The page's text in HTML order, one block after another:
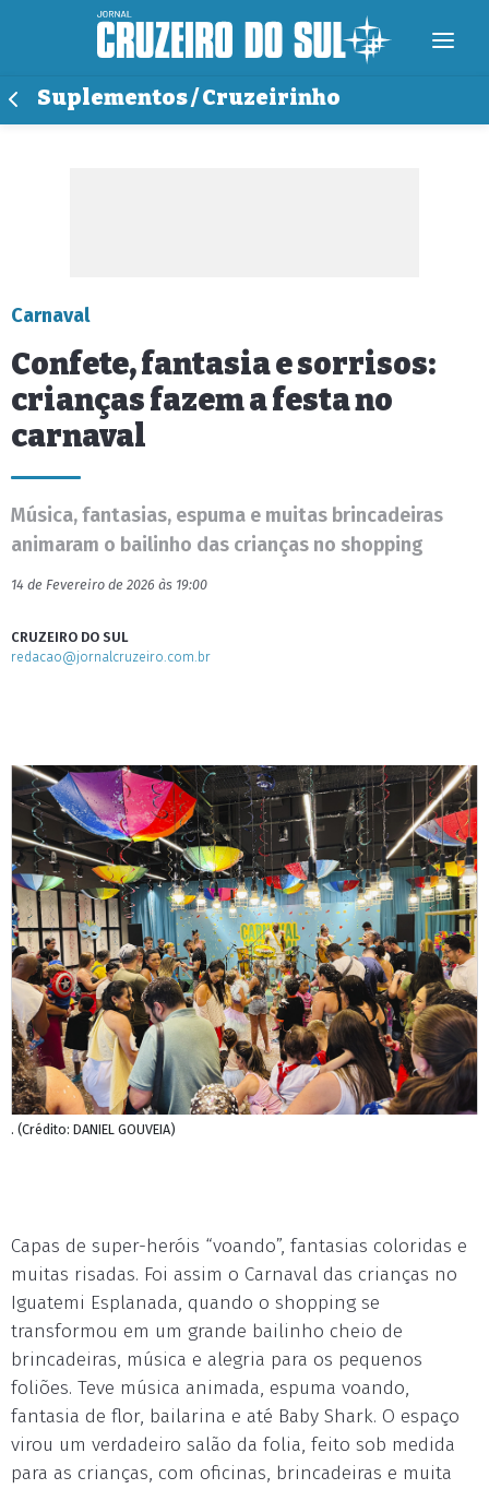
Suplementos / Cruzeirinho
Carnaval
Confete, fantasia e sorrisos:
crianças fazem a festa no
carnaval
Música, fantasias, espuma e muitas brincadeiras
animaram o bailinho das crianças no shopping
14 de Fevereiro de 2026 às 19:00
CRUZEIRO DO SUL
redacao@jornalcruzeiro.com.br
. (Crédito: DANIEL GOUVEIA)
Capas de super-heróis “voando”, fantasias coloridas e
muitas risadas. Foi assim o Carnaval das crianças no
Iguatemi Esplanada, quando o shopping se
transformou em um grande bailinho cheio de
brincadeiras, música e alegria para os pequenos
foliões. Teve música animada, espuma voando,
fantasia de flor, bailarina e até Baby Shark. O espaço
virou um verdadeiro salão da folia, feito sob medida
para as crianças, com oficinas, brincadeiras e muita